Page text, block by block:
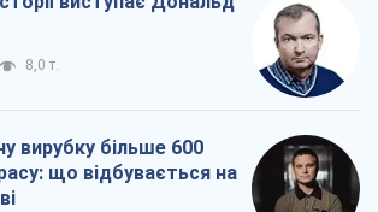
8,0 т.
вирубку більше 600
що відбувається на